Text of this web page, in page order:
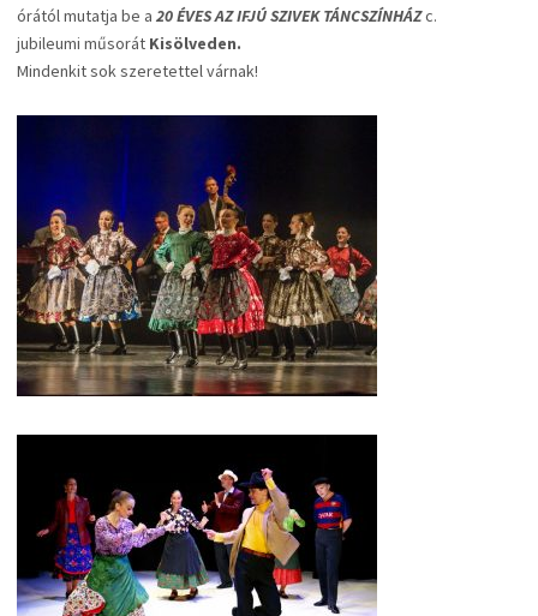
órától mutatja be a 20 ÉVES AZ IFJÚ SZIVEK TÁNCSZÍNHÁZc.
jubileumi műsorát Kisölveden.
Mindenkit sok szeretettel várnak!